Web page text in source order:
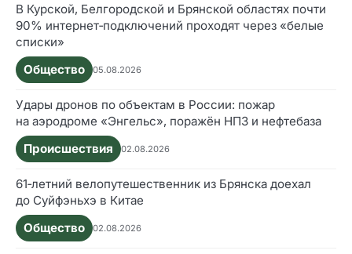
В Курской, Белгородской и Брянской областях почти
90% интернет‑подключений проходят через «белые
списки»
Общество
05.08.2026
Удары дронов по объектам в России: пожар
на аэродроме «Энгельс», поражён НПЗ и нефтебаза
Происшествия
02.08.2026
61‑летний велопутешественник из Брянска доехал
до Суйфэньхэ в Китае
Общество
02.08.2026